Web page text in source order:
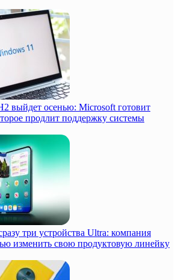
выйдет осенью: Microsoft готовит
продлит поддержку системы
три устройства Ultra: компания
изменить свою продуктовую линейку